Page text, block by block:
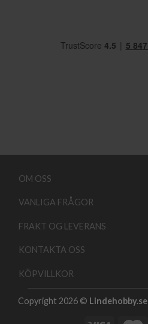
OM OSS
VANLIGA FRÅGOR
FRAKT OG LEVERANS
KONTAKTA OSS
KÖPVILLKOR
Copyright 2026 © Lindehobby.se